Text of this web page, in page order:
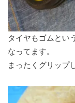
タイヤもゴムとい
なってます。
まったくグリップ